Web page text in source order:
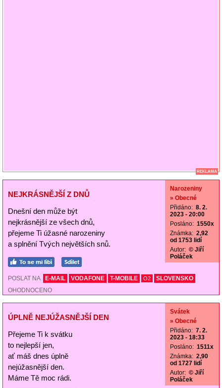
REKLAMA
NEJKRÁSNĚJŠÍ Z DNŮ
Dnešní den může být
nejkrásnější ze všech dnů,
přejeme Ti úžasné narozeniny
a splnění Tvých největších snů.
Narozeniny
» Obecné
Přidáno: 8. 2.
2023 - 20:00
Posláno: 1550x
Známka: 2,92
od 1753 lidí
Autor: © Jiří
Poláček
POSLAT NA E-MAIL VODAFONE T-MOBILE O2
SLOVENSKO
OHODNOCENO
ÚPLNĚ NEJÚŽASNĚJŠÍ DEN
Přejeme Ti k svátku
to nejlepší jen,
ať máš dnes úplně
nejúžasnější den.
Máme Tě moc rádi.
Svátek
» Obecné
Přidáno: 7. 2.
2023 - 18:33
Posláno: 1511x
Známka: 2,90
od 1727 lidí
Autor: © Jiří
Poláček